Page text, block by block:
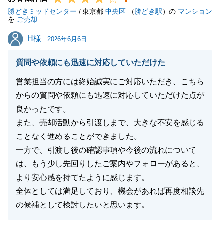
閉じる
勝どきミッドセンター / 東京都 中央区 （ 勝どき駅）の マンション
を ご売却
H様
H様 2026年6月6日
質問や依頼にも迅速に対応していただけた
営業担当の方には終始誠実にご対応いただき、こちら
からの質問や依頼にも迅速に対応していただけた点が
良かったです。
また、売却活動から引渡しまで、大きな不安を感じる
ことなく進めることができました。
一方で、引渡し後の確認事項や今後の流れについて
は、もう少し先回りしたご案内やフォローがあると、
より安心感を持てたように感じます。
全体としては満足しており、機会があれば再度相談先
の候補として検討したいと思います。